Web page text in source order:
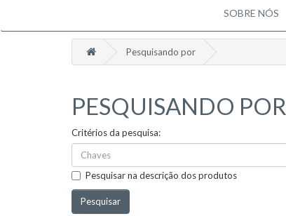
SOBRE NÓS
Pesquisando por
PESQUISANDO POR
Critérios da pesquisa:
Pesquisar na descrição dos produtos